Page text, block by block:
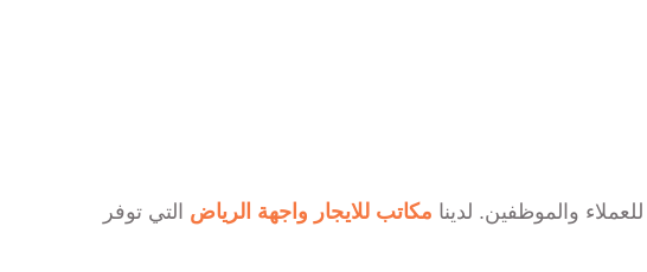
والموظفين. لدينا مكاتب للايجار واجهة الرياض التي توفر